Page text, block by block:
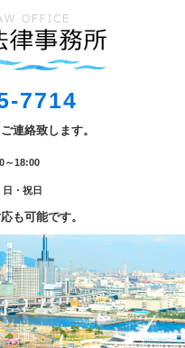
7714
連絡致します。
～18:00
日・祝日
も可能です。